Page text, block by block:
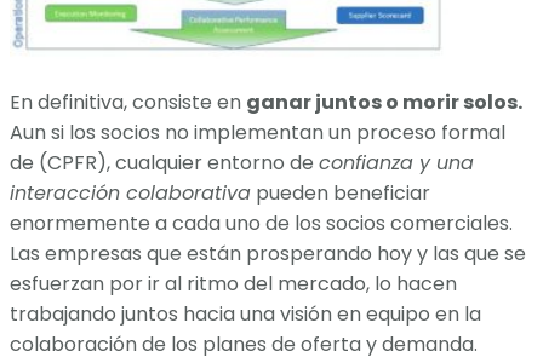
En definitiva, consiste en ganar juntos o morir solos.
Aun si los socios no implementan un proceso formal
de (CPFR), cualquier entorno de confianza y una
interacción colaborativa pueden beneficiar
enormemente a cada uno de los socios comerciales.
Las empresas que están prosperando hoy y las que se
esfuerzan por ir al ritmo del mercado, lo hacen
trabajando juntos hacia una visión en equipo en la
colaboración de los planes de oferta y demanda.